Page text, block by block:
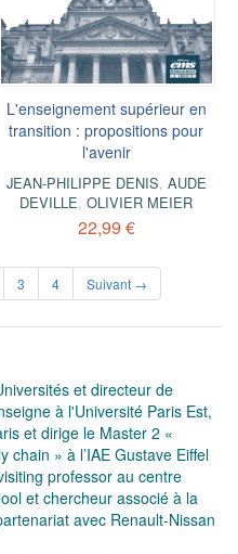
L'enseignement supérieur en
transition : propositions pour
l'avenir
JEAN-PHILIPPE DENIS, AUDE
DEVILLE,OLIVIER MEIER
22,99 €
3 4 Suivant →
et directeur de
à l'Université Paris Est,
et dirige le Master 2 «
chain » à l’IAE Gustave Eiffel
professor au centre
et chercheur associé à la
avec Renault-Nissan